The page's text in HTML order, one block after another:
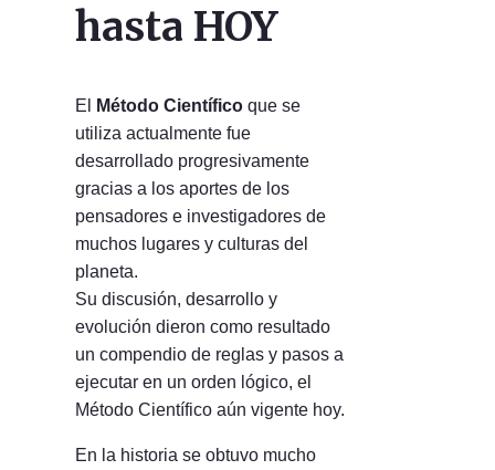
hasta HOY
El Método Científico que se
utiliza actualmente fue
desarrollado progresivamente
gracias a los aportes de los
pensadores e investigadores de
muchos lugares y culturas del
planeta.
Su discusión, desarrollo y
evolución dieron como resultado
un compendio de reglas y pasos a
ejecutar en un orden lógico, el
Método Científico aún vigente hoy.
En la historia se obtuvo mucho